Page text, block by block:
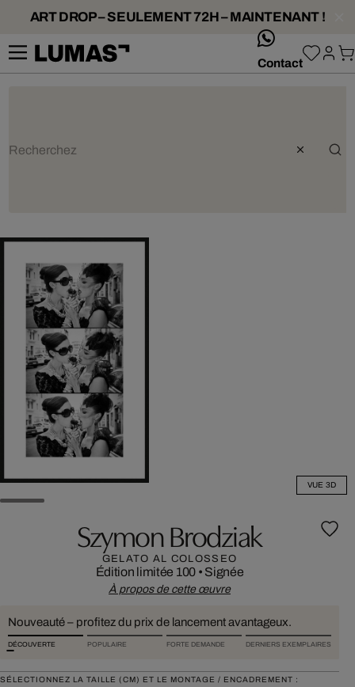
ART DROP – SEULEMENT 72H – MAINTENANT !
Contact
VUE 3D
Szymon Brodziak
GELATO AL COLOSSEO
Édition limitée 100 • Signée
À propos de cette œuvre
Nouveauté – profitez du prix de lancement avantageux.
DÉCOUVERTE POPULAIRE FORTE DEMANDE DERNIERS EXEMPLAIRES
SÉLECTIONNEZ LA TAILLE (CM) ET LE MONTAGE / ENCADREMENT :